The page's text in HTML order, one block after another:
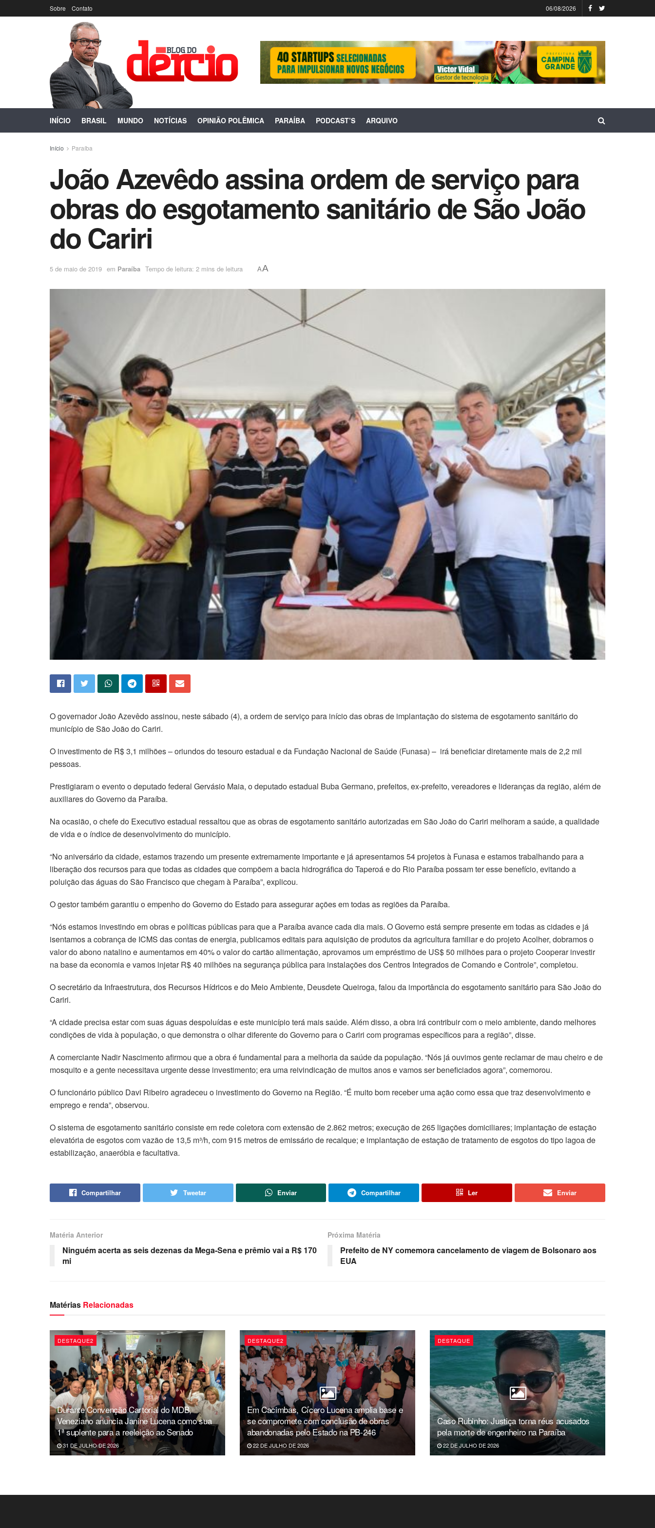
Sobre Contato 06/08/2026
INÍCIO BRASIL MUNDO NOTÍCIAS OPINIÃO POLÊMICA PARAÍBA PODCAST’S ARQUIVO
Início Paraíba
João Azevêdo assina ordem de serviço para
obras do esgotamento sanitário de São João
do Cariri
5 de maio de 2019 em Paraíba Tempo de leitura: 2 mins de leitura AA
O governador João Azevêdo assinou, neste sábado (4), a ordem de serviço para início das obras de implantação do sistema de esgotamento sanitário do
município de São João do Cariri.
O investimento de R$ 3,1 milhões – oriundos do tesouro estadual e da Fundação Nacional de Saúde (Funasa) – irá beneficiar diretamente mais de 2,2 mil
pessoas.
Prestigiaram o evento o deputado federal Gervásio Maia, o deputado estadual Buba Germano, prefeitos, ex-prefeito, vereadores e lideranças da região, além de
auxiliares do Governo da Paraíba.
Na ocasião, o chefe do Executivo estadual ressaltou que as obras de esgotamento sanitário autorizadas em São João do Cariri melhoram a saúde, a qualidade
de vida e o índice de desenvolvimento do município.
“No aniversário da cidade, estamos trazendo um presente extremamente importante e já apresentamos 54 projetos à Funasa e estamos trabalhando para a
liberação dos recursos para que todas as cidades que compõem a bacia hidrográfica do Taperoá e do Rio Paraíba possam ter esse benefício, evitando a
poluição das águas do São Francisco que chegam à Paraíba”, explicou.
O gestor também garantiu o empenho do Governo do Estado para assegurar ações em todas as regiões da Paraíba.
“Nós estamos investindo em obras e políticas públicas para que a Paraíba avance cada dia mais. O Governo está sempre presente em todas as cidades e já
isentamos a cobrança de ICMS das contas de energia, publicamos editais para aquisição de produtos da agricultura familiar e do projeto Acolher, dobramos o
valor do abono natalino e aumentamos em 40% o valor do cartão alimentação, aprovamos um empréstimo de US$ 50 milhões para o projeto Cooperar investir
na base da economia e vamos injetar R$ 40 milhões na segurança pública para instalações dos Centros Integrados de Comando e Controle”, completou.
O secretário da Infraestrutura, dos Recursos Hídricos e do Meio Ambiente, Deusdete Queiroga, falou da importância do esgotamento sanitário para São João do
Cariri.
“A cidade precisa estar com suas águas despoluídas e este município terá mais saúde. Além disso, a obra irá contribuir com o meio ambiente, dando melhores
condições de vida à população, o que demonstra o olhar diferente do Governo para o Cariri com programas específicos para a região”, disse.
A comerciante Nadir Nascimento afirmou que a obra é fundamental para a melhoria da saúde da população. “Nós já ouvimos gente reclamar de mau cheiro e de
mosquito e a gente necessitava urgente desse investimento; era uma reivindicação de muitos anos e vamos ser beneficiados agora”, comemorou.
O funcionário público Davi Ribeiro agradeceu o investimento do Governo na Região. “É muito bom receber uma ação como essa que traz desenvolvimento e
emprego e renda”, observou.
O sistema de esgotamento sanitário consiste em rede coletora com extensão de 2.862 metros; execução de 265 ligações domiciliares; implantação de estação
elevatória de esgotos com vazão de 13,5 m³/h, com 915 metros de emissário de recalque; e implantação de estação de tratamento de esgotos do tipo lagoa de
estabilização, anaeróbia e facultativa.
Compartilhar Tweetar Enviar Compartilhar Ler Enviar
Matéria Anterior
Ninguém acerta as seis dezenas da Mega-Sena e prêmio vai a R$ 170
mi
Próxima Matéria
Prefeito de NY comemora cancelamento de viagem de Bolsonaro aos
EUA
Matérias Relacionadas
DESTAQUE2
Durante Convenção Cartorial do MDB,
Veneziano anuncia Janine Lucena como sua
1ª suplente para a reeleição ao Senado
31 DE JULHO DE 2026
DESTAQUE2
Em Cacimbas, Cícero Lucena amplia base e
se compromete com conclusão de obras
abandonadas pelo Estado na PB-246
22 DE JULHO DE 2026
DESTAQUE
Caso Rubinho: Justiça torna réus acusados
pela morte de engenheiro na Paraíba
22 DE JULHO DE 2026